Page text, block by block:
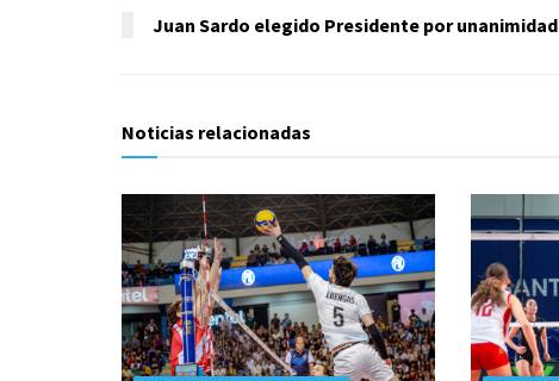
Juan Sardo elegido Presidente por unanimidad
Noticias relacionadas